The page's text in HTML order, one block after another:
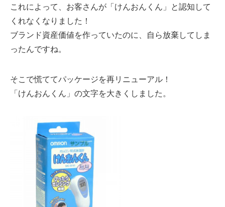
これによって、お客さんが「けんおんくん」と認知して
くれなくなりました！
ブランド資産価値を作っていたのに、自ら放棄してしま
ったんですね。
そこで慌ててパッケージを再リニューアル！
「けんおんくん」の文字を大きくしました。